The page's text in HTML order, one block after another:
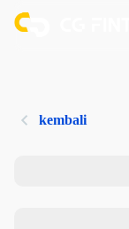
kembali